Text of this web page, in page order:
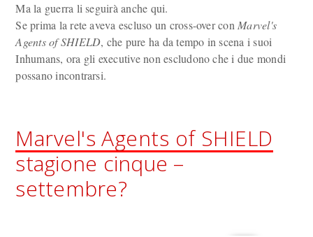
Ma la guerra li seguirà anche qui.
Se prima la rete aveva escluso un cross-over con Marvel's
Agents of SHIELD, che pure ha da tempo in scena i suoi
Inhumans, ora gli executive non escludono che i due mondi
possano incontrarsi.
Marvel's Agents of SHIELD
stagione cinque –
settembre?